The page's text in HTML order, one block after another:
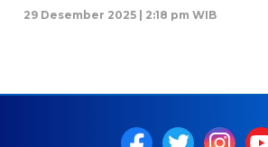
29 Desember 2025 | 2:18 pm WIB